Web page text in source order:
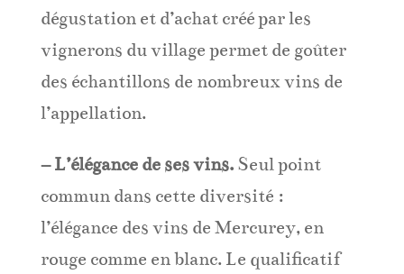
dégustation et d’achat créé par les
vignerons du village permet de goûter
des échantillons de nombreux vins de
l’appellation.
– L’élégance de ses vins.Seul point
commun dans cette diversité :
l’élégance des vins de Mercurey, en
rouge comme en blanc. Le qualificatif